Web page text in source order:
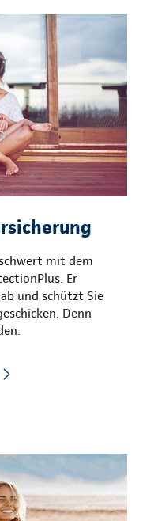
mit dem
Er
und schützt Sie
Denn